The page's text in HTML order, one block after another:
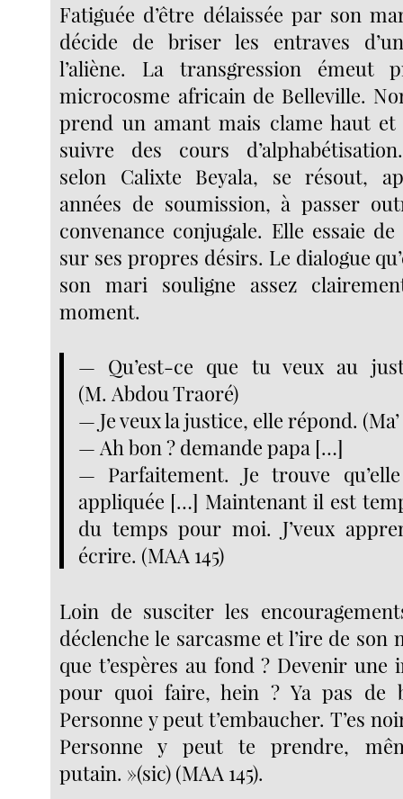
Fatiguée d’être délaissée par son
décide de briser les entraves
l’aliène. La transgression émeut
microcosme africain de Belleville.
prend un amant mais clame haut et
suivre des cours
selon Calixte Beyala, se résout,
années de soumission, à passer
convenance conjugale. Elle essaie
sur ses propres désirs. Le dialogue
son mari souligne assez
moment.
— Qu’est-ce que tu veux au
(M. Abdou Traoré)
— Je veux la justice, elle répond.
— Ah bon ? demande papa […]
— Parfaitement. Je trouve
appliquée […] Maintenant il est
du temps pour moi. J’veux
écrire. (MAA 145)
Loin de susciter les
déclenche le sarcasme et l’ire de son
que t’espères au fond ? Devenir une
pour quoi faire, hein ? Ya pas de
Personne y peut t’embaucher. T’es
Personne y peut te prendre,
putain. »(sic) (MAA 145).